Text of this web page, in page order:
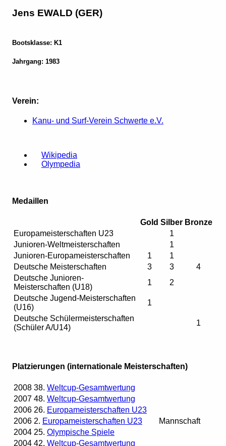
Jens EWALD (GER)
Bootsklasse: K1
Jahrgang: 1983
Verein:
Kanu- und Surf-Verein Schwerte e.V.
Wikipedia
Olympedia
Medaillen
Gold Silber Bronze
Europameisterschaften U23
1
Junioren-Weltmeisterschaften
1
Junioren-Europameisterschaften
1
1
Deutsche Meisterschaften
3 3
4
Deutsche Junioren-
Meisterschaften (U18)
1
2
Deutsche Jugend-Meisterschaften
(U16)
1
Deutsche Schülermeisterschaften
(Schüler A/U14)
1
Platzierungen (internationale Meisterschaften)
2008 38. Weltcup-Gesamtwertung
2007 48. Weltcup-Gesamtwertung
2006 26. Europameisterschaften U23
2006 2. Europameisterschaften U23
Mannschaft
2004 25. Olympische Spiele
2004 42. Weltcup-Gesamtwertung